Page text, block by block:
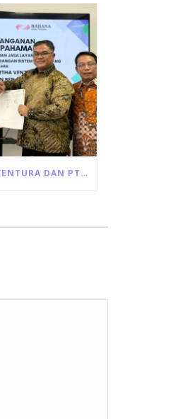
BAHANA ARTHA VENTURA DAN PT KLIRING PERDAGANGAN BERJANGKA INDONESIA JALIN KERJA SAMA PEMANFAATAN JASA LAYANAN RESI GUDANG